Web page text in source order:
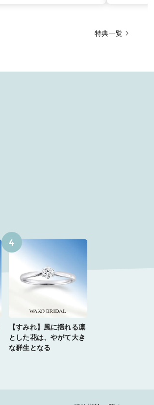
特典一覧
4
【すみれ】風に揺れる凛
とした花は、やがて大き
な群生となる